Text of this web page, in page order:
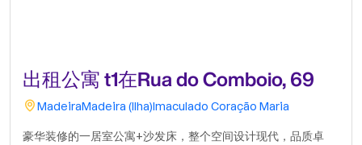
出租公寓 t1在Rua do Comboio, 69
MadeiraMadeira (Ilha)Imaculado Coração Maria
豪华装修的一居室公寓+沙发床，整个空间设计现代，品质卓